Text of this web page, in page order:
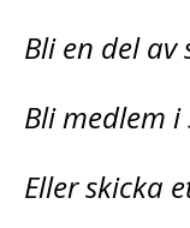
Bli en del
Bli medlem i
Eller skicka